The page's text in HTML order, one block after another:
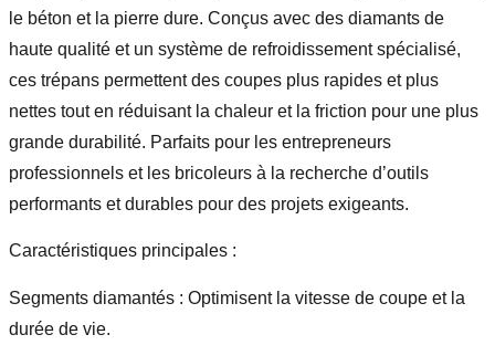
le béton et la pierre dure. Conçus avec des diamants de
haute qualité et un système de refroidissement spécialisé,
ces trépans permettent des coupes plus rapides et plus
nettes tout en réduisant la chaleur et la friction pour une plus
grande durabilité. Parfaits pour les entrepreneurs
professionnels et les bricoleurs à la recherche d’outils
performants et durables pour des projets exigeants.
Caractéristiques principales :
Segments diamantés : Optimisent la vitesse de coupe et la
durée de vie.